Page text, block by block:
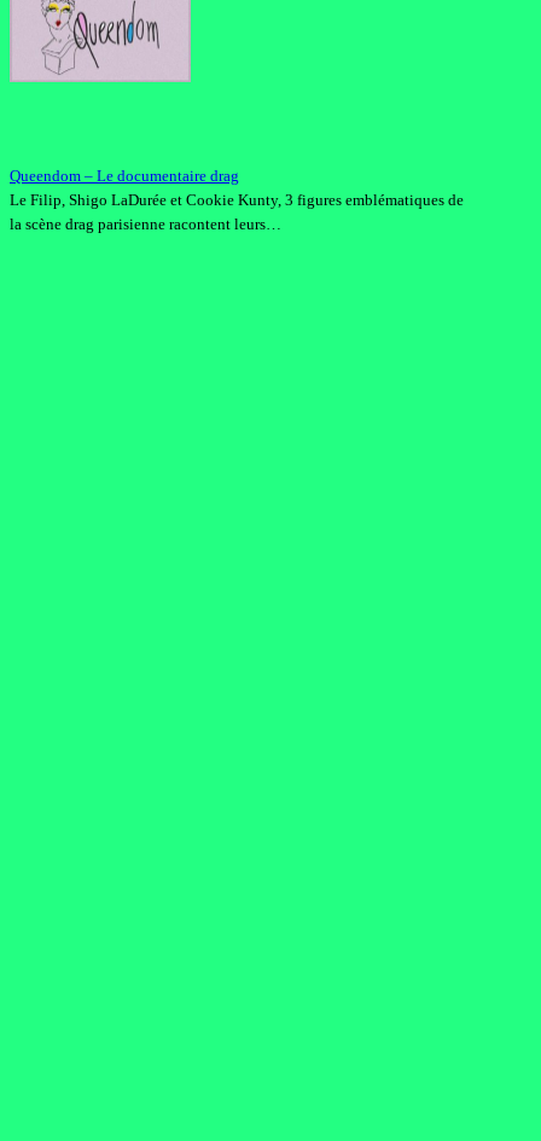
Queendom – Le documentaire drag
Le Filip, Shigo LaDurée et Cookie Kunty, 3 figures emblématiques de
la scène drag parisienne racontent leurs…